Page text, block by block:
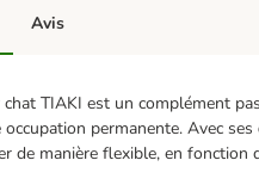
TIAKI est un complément
permanente. Avec ses
de manière flexible, en fonction
Avis